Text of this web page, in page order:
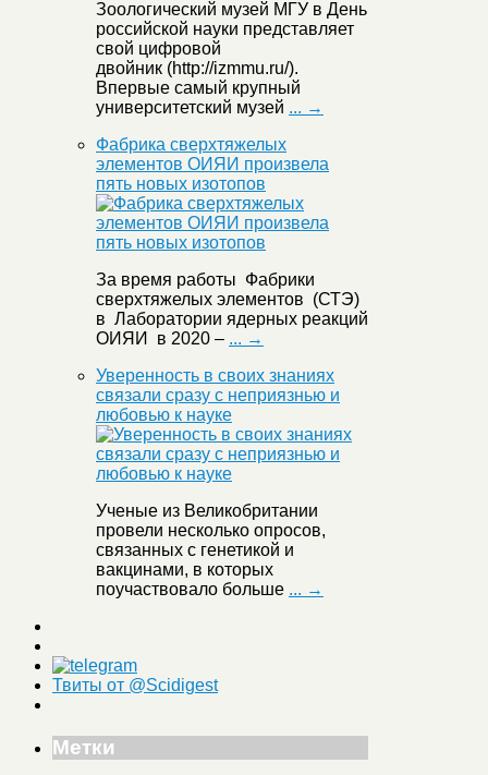
Зоологический музей МГУ в День
российской науки представляет
свой цифровой
двойник (http://izmmu.ru/).
Впервые самый крупный
университетский музей ... →
Фабрика сверхтяжелых
элементов ОИЯИ произвела
пять новых изотопов
За время работы Фабрики
сверхтяжелых элементов (СТЭ)
в Лаборатории ядерных реакций
ОИЯИ в 2020 – ... →
Уверенность в своих знаниях
связали сразу с неприязнью и
любовью к науке
Ученые из Великобритании
провели несколько опросов,
связанных с генетикой и
вакцинами, в которых
поучаствовало больше ... →
Твиты от @Scidigest
Метки